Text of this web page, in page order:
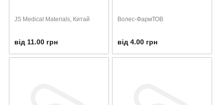
JS Medical Materials, Китай
від 11.00 грн
Волес-ФармТОВ
від 4.00 грн